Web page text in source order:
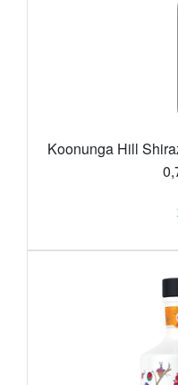
Koonunga Hill